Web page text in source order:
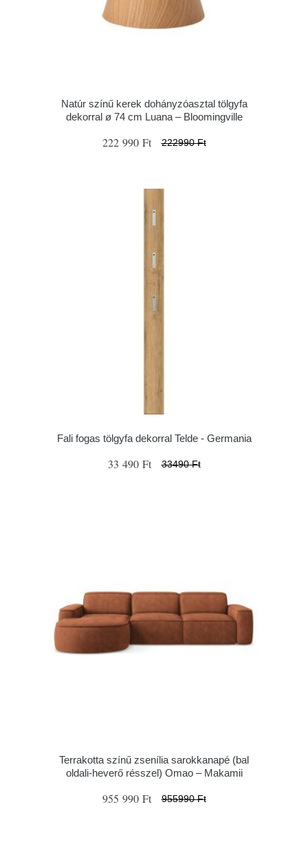
Natúr színű kerek dohányzóasztal tölgyfa
dekorral ø 74 cm Luana – Bloomingville
222 990 Ft 222990 Ft
Fali fogas tölgyfa dekorral Telde - Germania
33 490 Ft 33490 Ft
Terrakotta színű zsenília sarokkanapé (bal
oldali-heverő résszel) Omao – Makamii
955 990 Ft 955990 Ft